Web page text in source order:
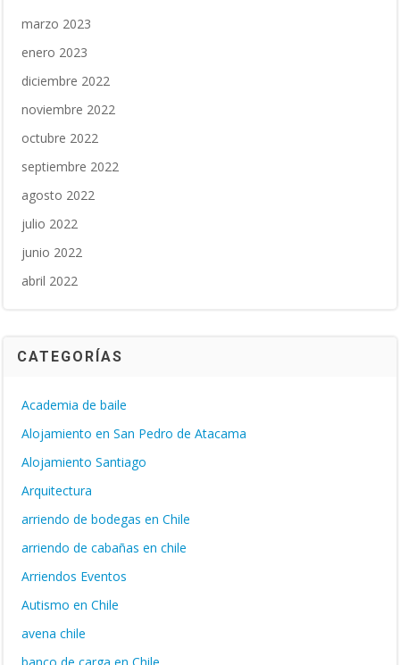
marzo 2023
enero 2023
diciembre 2022
noviembre 2022
octubre 2022
septiembre 2022
agosto 2022
julio 2022
junio 2022
abril 2022
CATEGORÍAS
Academia de baile
Alojamiento en San Pedro de Atacama
Alojamiento Santiago
Arquitectura
arriendo de bodegas en Chile
arriendo de cabañas en chile
Arriendos Eventos
Autismo en Chile
avena chile